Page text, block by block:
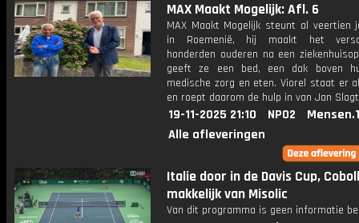
MAX Maakt Mogelijk: Afl. 6
MAX Maakt Mogelijk steunt al veertien
in Roemenië, hij maakt het
honderden ouderen na een
geeft ze een bed, een dak boven
medische zorg en eten. Viorel staat er
en roept daarom de hulp in van Jan
19-11-2025 21:10 NPO2
Alle afleveringen
Italie door in de Davis Cup,
makkelijk van Misolic
Van dit programma is geen informatie